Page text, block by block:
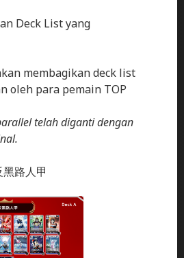
Deck List yang
membagikan deck list
oleh para pemain TOP
telah diganti dengan
黑路人甲